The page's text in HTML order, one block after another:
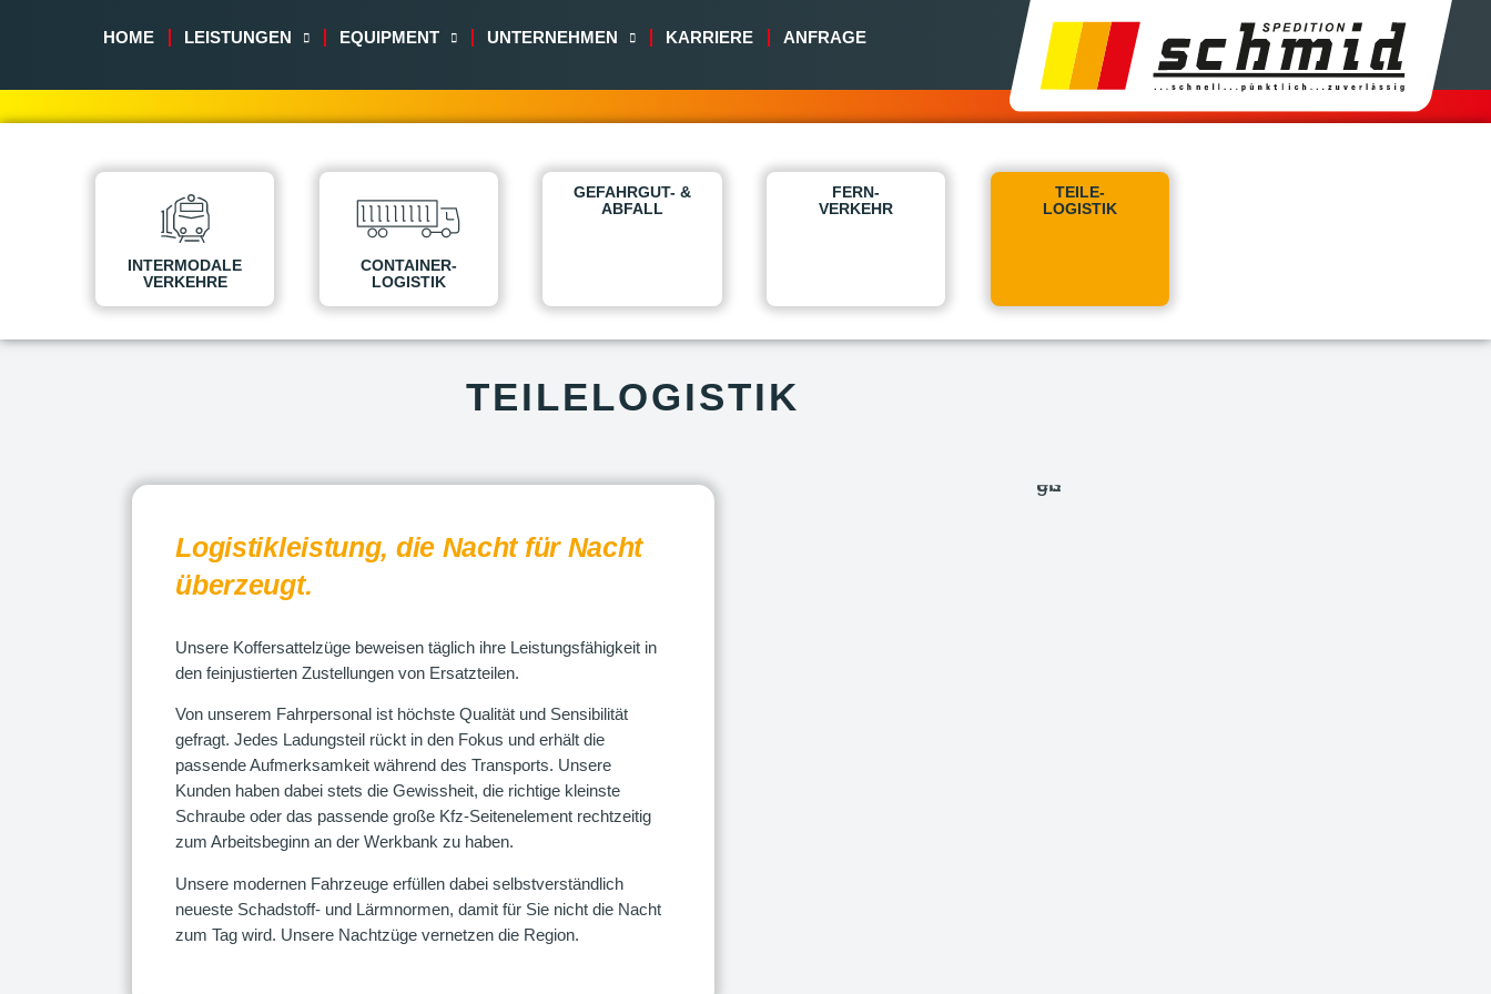
HOME LEISTUNGEN EQUIPMENT UNTERNEHMEN KARRIERE ANFRAGE
INTERMODALE
VERKEHRE
CONTAINER-
LOGISTIK
GEFAHRGUT- &
ABFALL
FERN-
VERKEHR
TEILE-
LOGISTIK
TEILELOGISTIK
Logistikleistung, die Nacht für Nacht
überzeugt.
Unsere Koffersattelzüge beweisen täglich ihre Leistungsfähigkeit in
den feinjustierten Zustellungen von Ersatzteilen.
Von unserem Fahrpersonal ist höchste Qualität und Sensibilität
gefragt. Jedes Ladungsteil rückt in den Fokus und erhält die
passende Aufmerksamkeit während des Transports. Unsere
Kunden haben dabei stets die Gewissheit, die richtige kleinste
Schraube oder das passende große Kfz-Seitenelement rechtzeitig
zum Arbeitsbeginn an der Werkbank zu haben.
Unsere modernen Fahrzeuge erfüllen dabei selbstverständlich
neueste Schadstoff- und Lärmnormen, damit für Sie nicht die Nacht
zum Tag wird. Unsere Nachtzüge vernetzen die Region.